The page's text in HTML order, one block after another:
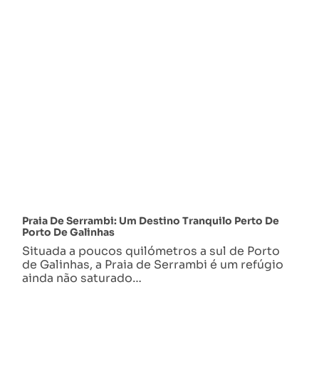
Praia De Serrambi: Um Destino Tranquilo Perto De
Porto De Galinhas
Situada a poucos quilómetros a sul de Porto
de Galinhas, a Praia de Serrambi é um refúgio
ainda não saturado…